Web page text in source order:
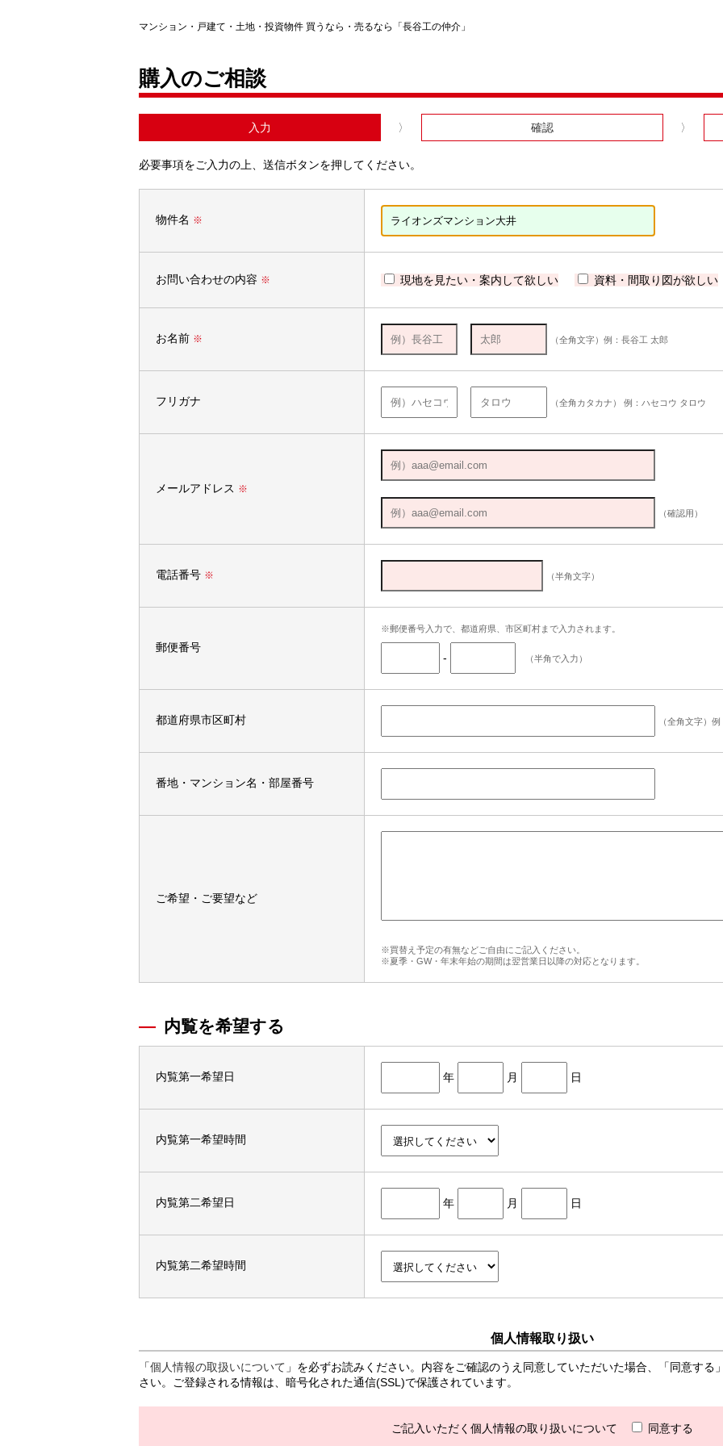
マンション・戸建て・土地・投資物件 買うなら・売るなら「長谷工の仲介」
購入のご相談
入力 確認
必要事項をご入力の上、送信ボタンを押してください。
物件名 ※
お問い合わせの内容 ※ 現地を見たい・案内して欲しい 資料・間取り図が欲しい
お名前 ※ （全角文字）例：長谷工 太郎
フリガナ （全角カタカナ） 例：ハセコウ タロウ
メールアドレス ※
（確認用）
電話番号 ※ （半角文字）
郵便番号
※郵便番号入力で、都道府県、市区町村まで入力されます。
- （半角で入力）
都道府県市区町村 （全角文字）
番地・マンション名・部屋番号
ご希望・ご要望など
※買替え予定の有無などご自由にご記入ください。
※夏季・GW・年末年始の期間は翌営業日以降の対応となります。
内覧を希望する
内覧第一希望日 年 月 日
内覧第一希望時間
内覧第二希望日 年 月 日
内覧第二希望時間
個人情報取り扱い
「個人情報の取扱いについて 」を必ずお読みください。内容をご確認のうえ同意していただいた場合、「同意す
さい。ご登録される情報は、暗号化された通信(SSL)で保護されています。
ご記入いただく個人情報の取り扱いについて 同意する